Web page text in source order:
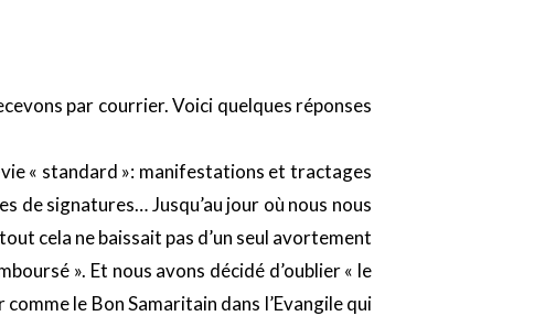
par courrier. Voici quelques réponses
« standard »: manifestations et tractages
de signatures… Jusqu’au jour où nous nous
cela ne baissait pas d’un seul avortement
». Et nous avons décidé d’oublier « le
le Bon Samaritain dans l’Evangile qui